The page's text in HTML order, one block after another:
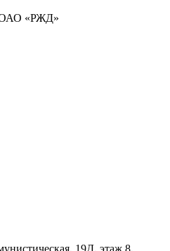
ОАО «РЖД»
19Д, этаж 8,